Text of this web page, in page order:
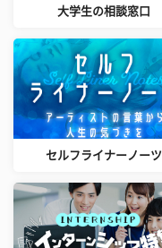
大学生の相談窓口
セルフライナーノーツ